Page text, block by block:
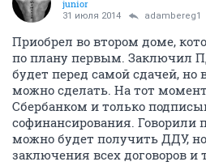
junior
31 июля 2014 adambereg1
Приобрел во втором доме,
по плану первым. Заключил
будет перед самой сдачей, но
можно сделать. На тот
Сбербанком и только
софинансирования. Говорили
можно будет получить ДДУ,
заключения всех договоров и